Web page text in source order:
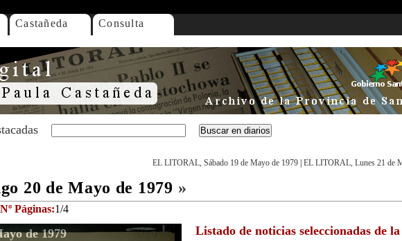
Castañeda Consulta
EL LITORAL, Sábado 19 de Mayo de 1979 EL LITORAL, Lunes 21 de
20 de Mayo de 1979 »
Nº Páginas:1/4
de 1979 Listado de noticias seleccionadas de